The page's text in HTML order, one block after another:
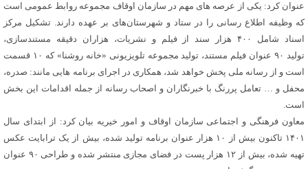
عنوان کرد: یکی از عرصه های مهم در سازمان اوقاف مجموعه روابط عمومی است
که وظیفه اطلاع رسانی را در ستاد و شهرستان‌های بر عهده دارند. تشکیل مرکز
اسناد شامل ۴۰۰ هزار سند از فیلم و نشریات، هزاران دقیقه مستندسازی،
تولید ۹۰ عنوان فیلم مستند، تولید مجموعه تلویزیونی «خانه روشنا» که ۱۰ قسمت
است و از رسانه ملی پخش خواهد شد، همکاری در اجرای برنامه هایی مانند: صدره،
محفل و … تعامل پررنگ با خبرنگاران و اصحاب رسانه از جمله اقدامات این بخش
است.
معاون فرهنگی و اجتماعی سازمان اوقاف و امور خیریه بیان کرد: از ابتدای سال
۱۴۰۱ تاکنون بیش از ۱۰ هزار عنوان برنامه تولید شده، بیش از یک ترابایت عکس
تهیه شده، بیش از ۱۲ هزار پست در فضای مجازی منتشر شده و طراحی ۹۰ عنوان